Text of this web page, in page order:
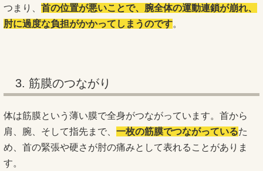
つまり、 首の位置が悪いことで、腕全体の運動連鎖が崩れ、
肘に過度な負担がかかってしまうのです。
3. 筋膜のつながり
体は筋膜という薄い膜で全身がつながっています。首から
肩、腕、そして指先まで、 一枚の筋膜でつながっているた
め、首の緊張や硬さが肘の痛みとして表れることがありま
す。